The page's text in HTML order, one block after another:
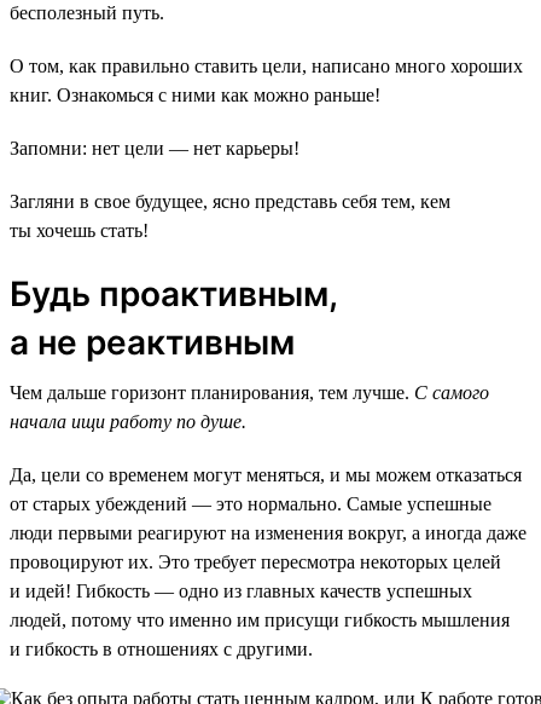
бесполезный путь.
О том, как правильно ставить цели, написано много хороших
книг. Ознакомься с ними как можно раньше!
Запомни: нет цели — нет карьеры!
Загляни в свое будущее, ясно представь себя тем, кем
ты хочешь стать!
Будь проактивным,
а не реактивным
Чем дальше горизонт планирования, тем лучше. С самого
начала ищи работу по душе.
Да, цели со временем могут меняться, и мы можем отказаться
от старых убеждений — это нормально. Самые успешные
люди первыми реагируют на изменения вокруг, а иногда даже
провоцируют их. Это требует пересмотра некоторых целей
и идей! Гибкость — одно из главных качеств успешных
людей, потому что именно им присущи гибкость мышления
и гибкость в отношениях с другими.